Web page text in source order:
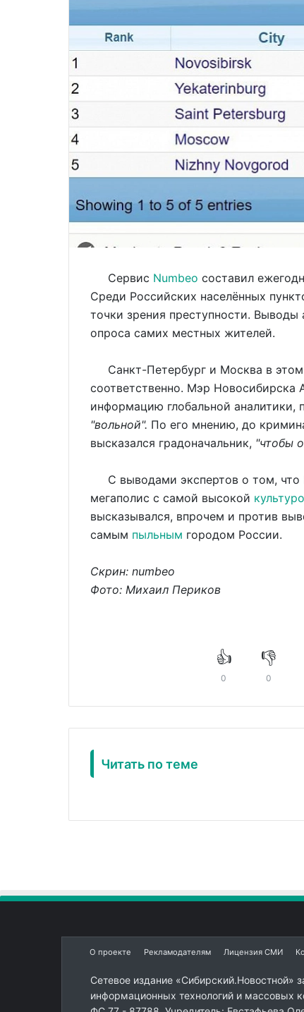
Сервис Numbeo составил
Среди Российских населённых
точки зрения преступности. Выводы
опроса самих местных жителей.
Санкт-Петербург и Москва в этом
соответственно. Мэр Новосибирска
информацию глобальной аналитики,
"вольной". По его мнению, до
высказался градоначальник, "чтобы
С выводами экспертов о том, что
мегаполис с самой высокой
высказывался, впрочем и против
самым пыльным городом России.
Скрин: numbeo
Фото: Михаил Периков
👍
0
👎
0
Читать по теме
О проекте Рекламодателям Лицензия СМИ
Сетевое издание «Сибирский.Новостной»
информационных технологий и массовых